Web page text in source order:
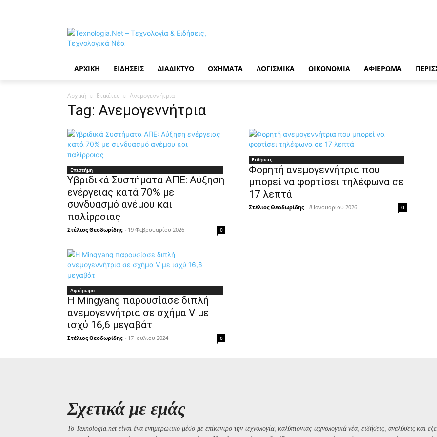
ΑΡΧΙΚΉ ΕΙΔΉΣΕΙΣ ΔΙΑΔΊΚΤΥΟ ΟΧΉΜΑΤΑ ΛΟΓΙΣΜΙΚΆ ΟΙΚΟΝΟΜΊΑ ΑΦΙΈΡΩΜΑ
Αρχική Ετικέτες Ανεμογεννήτρια
Tag: Ανεμογεννήτρια
Επιστήμη
Υβριδικά Συστήματα ΑΠΕ: Αύξηση
ενέργειας κατά 70% με
συνδυασμό ανέμου και
παλίρροιας
Στέλιος Θεοδωρίδης - 19 Φεβρουαρίου 2026 0
Ειδήσεις
Φορητή ανεμογεννήτρια που
μπορεί να φορτίσει τηλέφωνα σε
17 λεπτά
Στέλιος Θεοδωρίδης - 8 Ιανουαρίου 2026 0
Αφιέρωμα
Η Mingyang παρουσίασε διπλή
ανεμογεννήτρια σε σχήμα V με
ισχύ 16,6 μεγαβάτ
Στέλιος Θεοδωρίδης - 17 Ιουλίου 2024 0
Σχετικά με εμάς
Το Texnologia.net είναι ένα ενημερωτικό μέσο με επίκεντρο την τεχνολογία, καλύπτοντας τεχνολογικά νέα, ειδήσεις, αναλύσεις και